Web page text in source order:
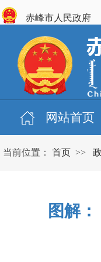
赤峰市人民政府
网站首页
当前位置： 首页 >>
图解